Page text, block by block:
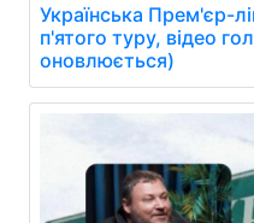
Українська Прем'єр-
п'ятого туру, відео
оновлюється)